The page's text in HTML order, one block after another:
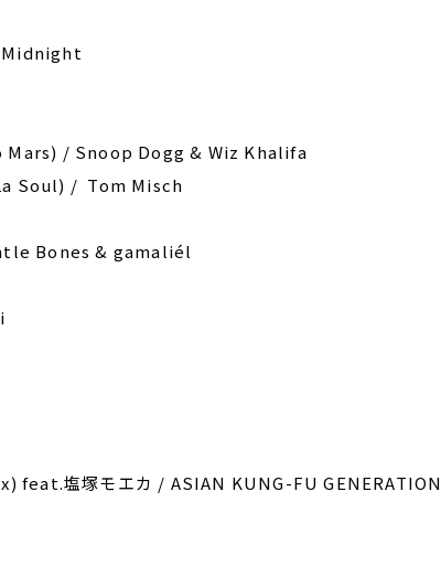
/ Snoop Dogg & Wiz Khalifa
Soul) / Tom Misch
Bones & gamaliél
feat.塩塚モエカ / ASIAN KUNG-FU GENERATION